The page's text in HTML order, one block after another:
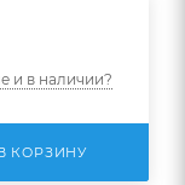
и в наличии?
КОРЗИНУ